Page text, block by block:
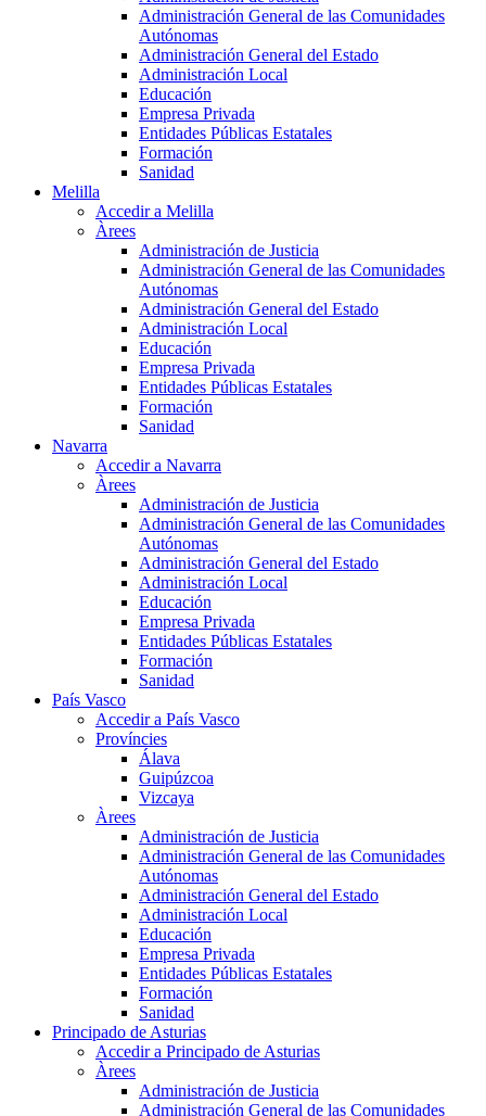
Administración General de las Comunidades
Autónomas
Administración General del Estado
Administración Local
Educación
Empresa Privada
Entidades Públicas Estatales
Formación
Sanidad
Melilla
Accedir a Melilla
Àrees
Administración de Justicia
Administración General de las Comunidades
Autónomas
Administración General del Estado
Administración Local
Educación
Empresa Privada
Entidades Públicas Estatales
Formación
Sanidad
Navarra
Accedir a Navarra
Àrees
Administración de Justicia
Administración General de las Comunidades
Autónomas
Administración General del Estado
Administración Local
Educación
Empresa Privada
Entidades Públicas Estatales
Formación
Sanidad
País Vasco
Accedir a País Vasco
Províncies
Álava
Guipúzcoa
Vizcaya
Àrees
Administración de Justicia
Administración General de las Comunidades
Autónomas
Administración General del Estado
Administración Local
Educación
Empresa Privada
Entidades Públicas Estatales
Formación
Sanidad
Principado de Asturias
Accedir a Principado de Asturias
Àrees
Administración de Justicia
Administración General de las Comunidades